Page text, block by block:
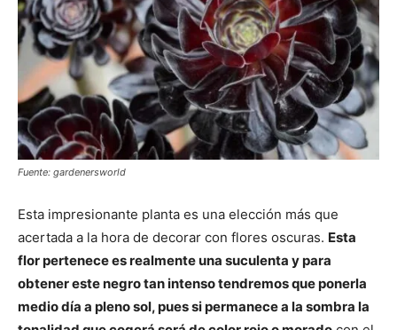
Fuente: gardenersworld
Esta impresionante planta es una elección más que
acertada a la hora de decorar con flores oscuras. Esta
flor pertenece es realmente una suculenta y para
obtener este negro tan intenso tendremos que ponerla
medio día a pleno sol, pues si permanece a la sombra la